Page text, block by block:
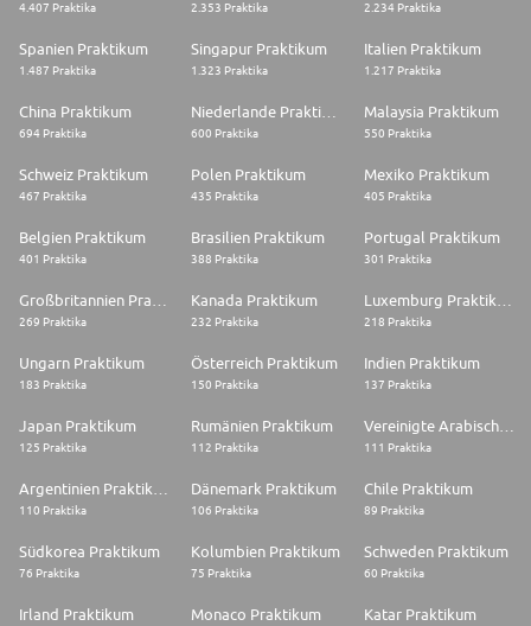
* Gestión del tiempo y organización de tareas.
departamentos de marketing. Además, se valorará positivamente la
experiencia en el sector educativo.
formar parte de nuestro equipo!
En Grupo Planeta ofrecemos igualdad de oportunidades. Nos
sus capacidades, logros y experiencia independientemente de su raza,
nacionalidad, sexo, edad, discapacidad, orientación sexual, identidad de
4.407 Praktika 2.353 Praktika 2.234 Praktika
Spanien Praktikum
1.487 Praktika
Singapur Praktikum
1.323 Praktika
Italien Praktikum
1.217 Praktika
China Praktikum
694 Praktika 600 Praktika
Malaysia Praktikum
550 Praktika
Schweiz Praktikum
467 Praktika
Polen Praktikum
435 Praktika
Mexiko Praktikum
405 Praktika
Belgien Praktikum
401 Praktika
Brasilien Praktikum
388 Praktika
Portugal Praktikum
301 Praktika
269 Praktika
Kanada Praktikum
232 Praktika 218 Praktika
Ungarn Praktikum
183 Praktika
Österreich Praktikum
150 Praktika
Indien Praktikum
137 Praktika
Japan Praktikum
125 Praktika
Rumänien Praktikum
112 Praktika
Vereinigte Arabische Emirate Praktikum
111 Praktika
110 Praktika
Dänemark Praktikum
106 Praktika
Chile Praktikum
89 Praktika
Südkorea Praktikum
76 Praktika
Kolumbien Praktikum
75 Praktika
Schweden Praktikum
60 Praktika
Irland Praktikum Monaco Praktikum Katar Praktikum